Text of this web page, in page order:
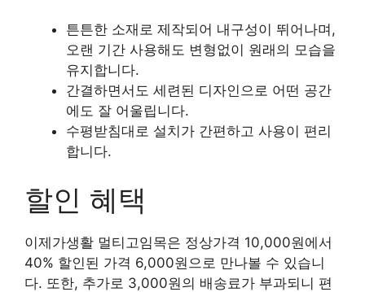
튼튼한 소재로 제작되어 내구성이 뛰어나며,
오랜 기간 사용해도 변형없이 원래의 모습을
유지합니다.
간결하면서도 세련된 디자인으로 어떤 공간
에도 잘 어울립니다.
수평받침대로 설치가 간편하고 사용이 편리
합니다.
할인 혜택
이제가생활 멀티고임목은 정상가격 10,000원에서
40% 할인된 가격 6,000원으로 만나볼 수 있습니
다. 또한, 추가로 3,000원의 배송료가 부과되니 편